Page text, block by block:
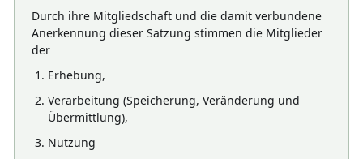
Durch ihre Mitgliedschaft und die damit verbundene
Anerkennung dieser Satzung stimmen die Mitglieder
der
Erhebung,
Verarbeitung (Speicherung, Veränderung und
Übermittlung),
Nutzung